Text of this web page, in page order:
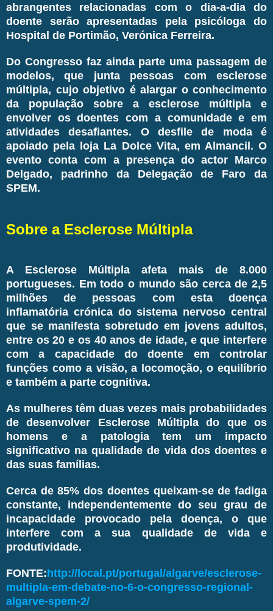
abrangentes relacionadas com o dia-a-dia do
doente serão apresentadas pela psicóloga do
Hospital de Portimão, Verónica Ferreira.
Do Congresso faz ainda parte uma passagem de
modelos, que junta pessoas com esclerose
múltipla, cujo objetivo é alargar o conhecimento
da população sobre a esclerose múltipla e
envolver os doentes com a comunidade e em
atividades desafiantes. O desfile de moda é
apoiado pela loja La Dolce Vita, em Almancil. O
evento conta com a presença do actor Marco
Delgado, padrinho da Delegação de Faro da
SPEM.
Sobre a Esclerose Múltipla
A Esclerose Múltipla afeta mais de 8.000
portugueses. Em todo o mundo são cerca de 2,5
milhões de pessoas com esta doença
inflamatória crónica do sistema nervoso central
que se manifesta sobretudo em jovens adultos,
entre os 20 e os 40 anos de idade, e que interfere
com a capacidade do doente em controlar
funções como a visão, a locomoção, o equilíbrio
e também a parte cognitiva.
As mulheres têm duas vezes mais probabilidades
de desenvolver Esclerose Múltipla do que os
homens e a patologia tem um impacto
significativo na qualidade de vida dos doentes e
das suas famílias.
Cerca de 85% dos doentes queixam-se de fadiga
constante, independentemente do seu grau de
incapacidade provocado pela doença, o que
interfere com a sua qualidade de vida e
produtividade.
FONTE:http://local.pt/portugal/algarve/esclerose-
multipla-em-debate-no-6-o-congresso-regional-
algarve-spem-2/